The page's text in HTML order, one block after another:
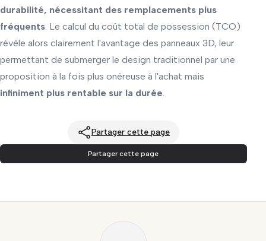
durabilité, nécessitant des remplacements plus
fréquents. Le calcul du coût total de possession (TCO)
révèle alors clairement l'avantage des panneaux 3D, leur
permettant de submerger le design traditionnel par une
proposition à la fois plus onéreuse à l'achat mais
infiniment plus rentable sur la durée.
Partager cette page
Partager cette page